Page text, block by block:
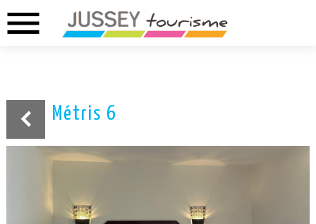
menu ANET
DREUX 02.37.46.01.73
Métris 6